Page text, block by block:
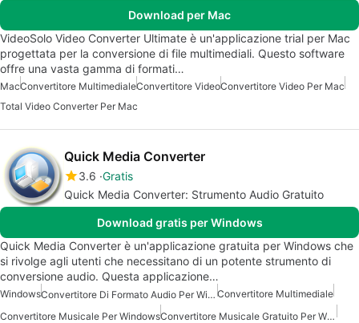
Download per Mac
VideoSolo Video Converter Ultimate è un'applicazione trial per Mac
progettata per la conversione di file multimediali. Questo software
offre una vasta gamma di formati…
MacConvertitore MultimedialeConvertitore VideoConvertitore Video Per Mac
Total Video Converter Per Mac
Quick Media Converter
3.6 Gratis
Quick Media Converter: Strumento Audio Gratuito
Download gratis per Windows
Quick Media Converter è un'applicazione gratuita per Windows che
si rivolge agli utenti che necessitano di un potente strumento di
conversione audio. Questa applicazione…
Windows Convertitore Di Formato Audio Per Windows Convertitore Multimediale
Convertitore Musicale Per Windows
Convertitore Musicale Gratuito Per Windows